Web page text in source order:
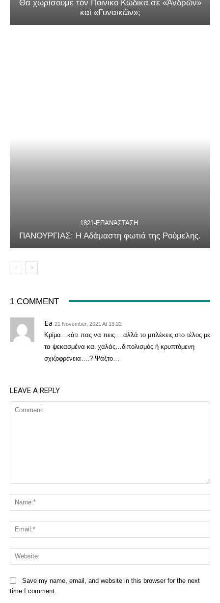
Θά χωρίσουμε τόν Ποινικό Κώδικα σέ «Ἀνδρῶν»
καί «Γυναικῶν»;
1821-ΕΠΑΝΆΣΤΑΣΗ
ΠΑΝΟΥΡΓΙΑΣ: Η Αδάμαστη φωτιά της Ρούμελης.
1 COMMENT
Ea 21 November, 2021 At 13:22
Κρίμα…κάτι πας να πεις….αλλά το μπλέκεις στο τέλος με
τα ψεκασμένα και χαλάς…διπολισμός ή κρυπτόμενη
σχιζοφρένεια….? Ψάξτο…
LEAVE A REPLY
Save my name, email, and website in this browser for the next
time I comment.